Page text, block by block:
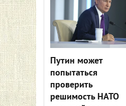
Путин может
попытаться
проверить
решимость НАТО